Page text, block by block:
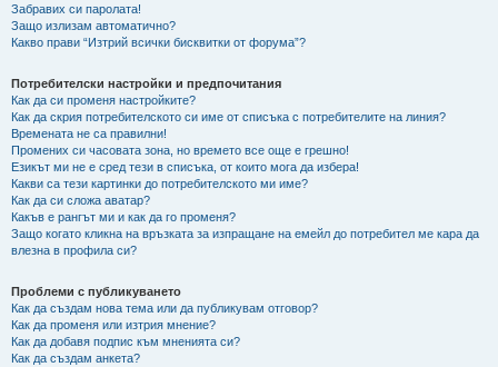
Забравих си паролата!
Защо излизам автоматично?
Какво прави “Изтрий всички бисквитки от форума”?
Потребителски настройки и предпочитания
Как да си променя настройките?
Как да скрия потребителското си име от списъка с потребителите на линия?
Времената не са правилни!
Промених си часовата зона, но времето все още е грешно!
Езикът ми не е сред тези в списъка, от които мога да избера!
Какви са тези картинки до потребителското ми име?
Как да си сложа аватар?
Какъв е рангът ми и как да го променя?
Защо когато кликна на връзката за изпращане на емейл до потребител ме кара да
влезна в профила си?
Проблеми с публикуването
Как да създам нова тема или да публикувам отговор?
Как да променя или изтрия мнение?
Как да добавя подпис към мненията си?
Как да създам анкета?